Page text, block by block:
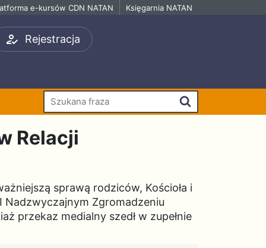
e-kursów CDN NATAN Księgarnia NATAN
Rejestracja
Szukaj
Relacji
sprawą rodziców, Kościoła i
Nadzwyczajnym Zgromadzeniu
przekaz medialny szedł w zupełnie